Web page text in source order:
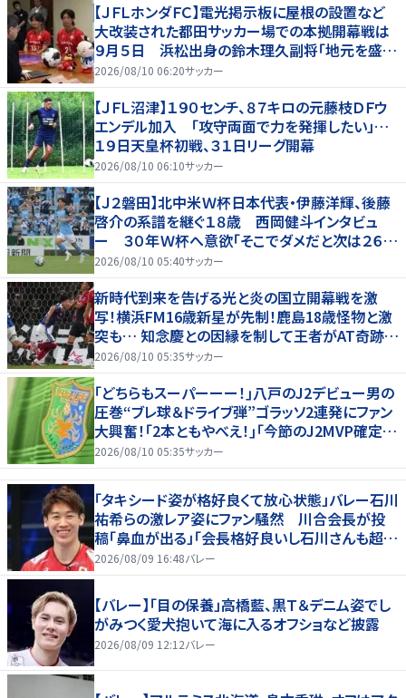
【ＪＦＬホンダＦＣ】電光掲示板に屋根の設置など
大改装された都田サッカー場での本拠開幕戦は
９月５日 浜松出身の鈴木理久副将「地元を盛り
上げたい」
2026/08/10 06:20サッカー
【ＪＦＬ沼津】１９０センチ、８７キロの元藤枝ＤＦウ
エンデル加入 「攻守両面で力を発揮したい」…
１９日天皇杯初戦、３１日リーグ開幕
2026/08/10 06:10サッカー
【Ｊ２磐田】北中米Ｗ杯日本代表・伊藤洋輝、後藤
啓介の系譜を継ぐ１８歳 西岡健斗インタビュ
ー ３０年Ｗ杯へ意欲「そこでダメだと次は２６
歳」
2026/08/10 05:40サッカー
新時代到来を告げる光と炎の国立開幕戦を激
写！横浜FM16歳新星が先制！鹿島18歳怪物と激
突も… 知念慶との因縁を制して王者がAT奇跡の
逆転勝利
2026/08/10 05:35サッカー
｢どちらもスーパーーー！｣八戸のJ2デビュー男の
圧巻“ブレ球＆ドライブ弾”ゴラッソ2連発にファン
大興奮！｢2本ともやべえ！｣｢今節のJ2MVP確定で
しょコレ｣
2026/08/10 05:35サッカー
「タキシード姿が格好良くて放心状態」バレー石川
祐希らの激レア姿にファン騒然 川合会長が投
稿「鼻血が出る」「会長格好良いし石川さんも超格
好いい」
2026/08/09 16:48バレー
【バレー】「目の保養」高橋藍、黒Ｔ＆デニム姿でし
がみつく愛犬抱いて海に入るオフショなど披露
2026/08/09 12:12バレー